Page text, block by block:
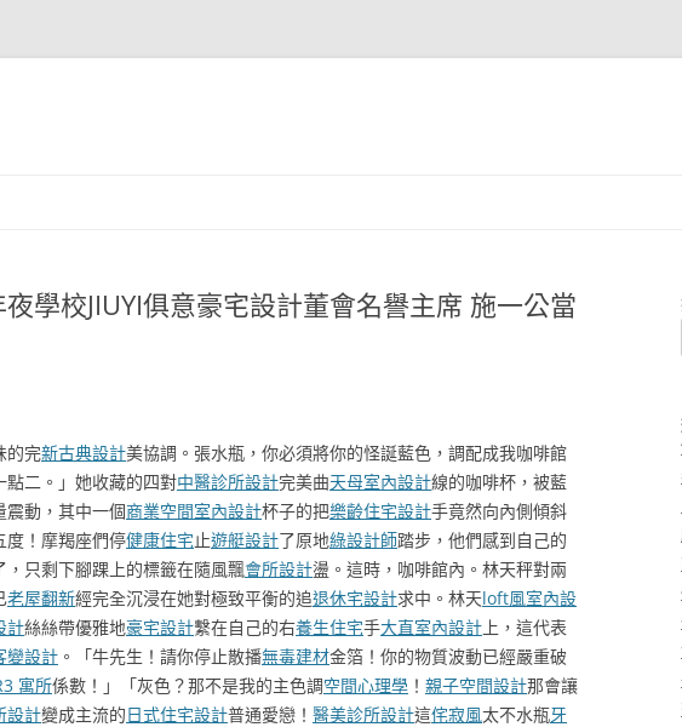
學校JIUYI俱意豪宅設計董會名譽主席 施一公當
的完新古典設計美協調。張水瓶，你必須將你的怪誕藍色，調配成我咖啡館
二。」她收藏的四對中醫診所設計完美曲天母室內設計線的咖啡杯，被藍
震動，其中一個商業空間室內設計杯子的把樂齡住宅設計手竟然向內側傾斜
度！摩羯座們停健康住宅止遊艇設計了原地綠設計師踏步，他們感到自己的
，只剩下腳踝上的標籤在隨風飄會所設計盪。這時，咖啡館內。林天秤對兩
老屋翻新經完全沉浸在她對極致平衡的追退休宅設計求中。林天loft風室內設
計絲絲帶優雅地豪宅設計繫在自己的右養生住宅手大直室內設計 上，這代表
變設計 。「牛先生！請你停止散播無毒建材金箔！你的物質波動已經嚴重破
寓所係數！」「灰色？那不是我的主色調空間心理學 ！ 親子空間設計那會讓
設計變成主流的日式住宅設計普通愛戀！ 醫美診所設計這侘寂風太不水瓶牙